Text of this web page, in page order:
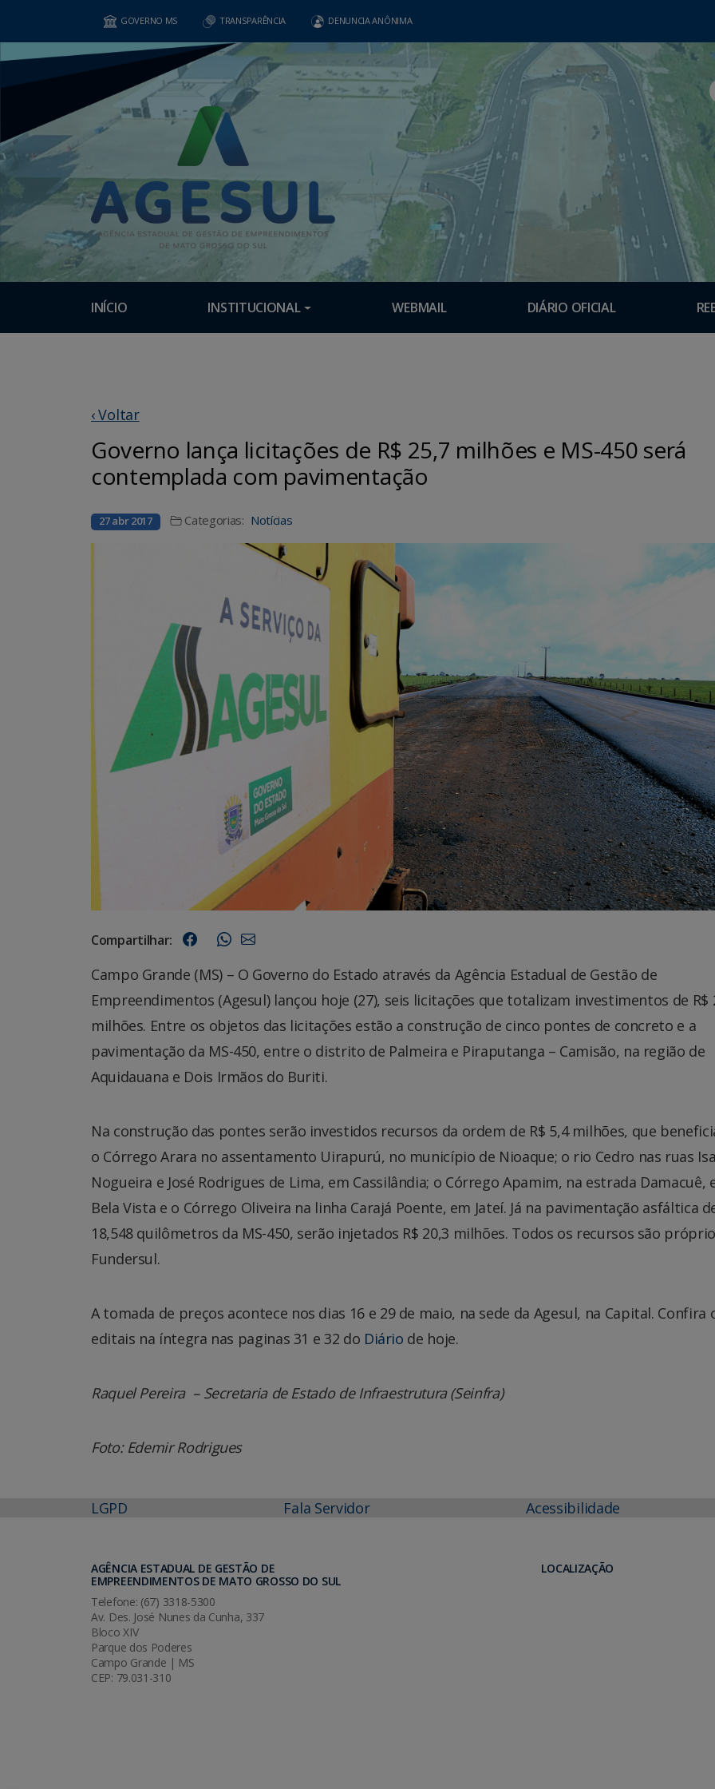
GOVERNO MS TRANSPARÊNCIA DENUNCIA ANÔNIMA
INÍCIO INSTITUCIONAL WEBMAIL DIÁRIO OFICIAL
‹ Voltar
Governo lança licitações de R$ 25,7 milhões e MS-450 será
contemplada com pavimentação
27 abr 2017 Categorias: Notícias
Compartilhar:
Campo Grande (MS) – O Governo do Estado através da Agência Estadual de Gestão de
Empreendimentos (Agesul) lançou hoje (27), seis licitações que totalizam investimentos de R$
milhões. Entre os objetos das licitações estão a construção de cinco pontes de concreto e a
pavimentação da MS-450, entre o distrito de Palmeira e Piraputanga – Camisão, na região de
Aquidauana e Dois Irmãos do Buriti.
Na construção das pontes serão investidos recursos da ordem de R$ 5,4 milhões, que
o Córrego Arara no assentamento Uirapurú, no município de Nioaque; o rio Cedro nas ruas
Nogueira e José Rodrigues de Lima, em Cassilândia; o Córrego Apamim, na estrada Damacuê,
Bela Vista e o Córrego Oliveira na linha Carajá Poente, em Jateí. Já na pavimentação asfáltica
18,548 quilômetros da MS-450, serão injetados R$ 20,3 milhões. Todos os recursos são
Fundersul.
A tomada de preços acontece nos dias 16 e 29 de maio, na sede da Agesul, na Capital. Confira
editais na íntegra nas paginas 31 e 32 do Diário de hoje.
Raquel Pereira – Secretaria de Estado de Infraestrutura (Seinfra)
Foto: Edemir Rodrigues
LGPD Fala Servidor Acessibilidade
AGÊNCIA ESTADUAL DE GESTÃO DE
EMPREENDIMENTOS DE MATO GROSSO DO SUL
Telefone: (67) 3318-5300
Av. Des. José Nunes da Cunha, 337
Bloco XIV
Parque dos Poderes
Campo Grande | MS
CEP: 79.031-310
LOCALIZAÇÃO